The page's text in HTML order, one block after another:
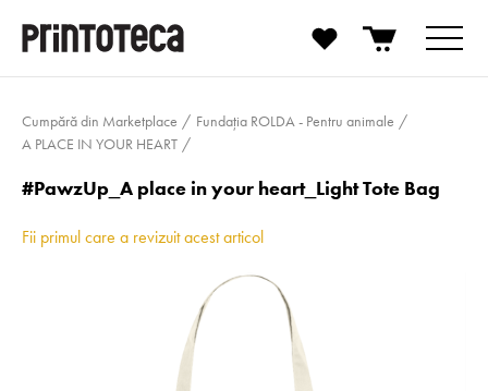
Cumpără din Marketplace
Fundația ROLDA - Pentru animale
A PLACE IN YOUR HEART
#PawzUp_A place in your heart_Light Tote Bag
Fii primul care a revizuit acest articol